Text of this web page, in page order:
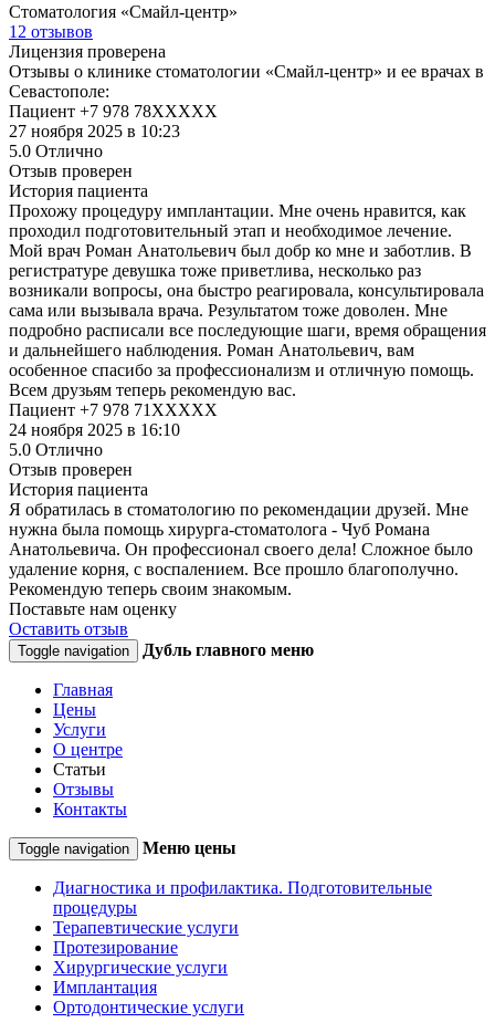
Стоматология «Смайл-центр»
12 отзывов
Лицензия проверена
Отзывы о клинике стоматологии «Смайл-центр» и ее врачах в
Севастополе:
Пациент +7 978 78XXXXX
27 ноября 2025 в 10:23
5.0 Отлично
Отзыв проверен
История пациента
Прохожу процедуру имплантации. Мне очень нравится, как
проходил подготовительный этап и необходимое лечение.
Мой врач Роман Анатольевич был добр ко мне и заботлив. В
регистратуре девушка тоже приветлива, несколько раз
возникали вопросы, она быстро реагировала, консультировала
сама или вызывала врача. Результатом тоже доволен. Мне
подробно расписали все последующие шаги, время обращения
и дальнейшего наблюдения. Роман Анатольевич, вам
особенное спасибо за профессионализм и отличную помощь.
Всем друзьям теперь рекомендую вас.
Пациент +7 978 71XXXXX
24 ноября 2025 в 16:10
5.0 Отлично
Отзыв проверен
История пациента
Я обратилась в стоматологию​ по рекомендации друзей. Мне
нужна была помощь хирурга-стоматолога - Чуб Романа
Анатольевича. Он профессионал своего дела! Сложное было
удаление корня, с воспалением. Все прошло благополучно.
Рекомендую теперь своим знакомым.
Поставьте нам оценку
Оставить отзыв
Toggle navigation Дубль главного меню
Главная
Цены
Услуги
О центре
Статьи
Отзывы
Контакты
Toggle navigation Меню цены
Диагностика и профилактика. Подготовительные
процедуры
Терапевтические услуги
Протезирование
Хирургические услуги
Имплантация
Ортодонтические услуги